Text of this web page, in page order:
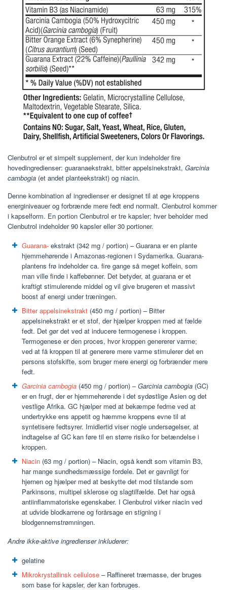
Clenbutrol er et simpelt supplement, der kun indeholder fire
hovedingredienser: guaranaekstrakt, bitter appelsinekstrakt, Garcinia
cambogia (et andet planteekstrakt) og niacin.
Denne kombination af ingredienser er designet til at øge kroppens
energiniveauer og forbrænde mere fedt end normalt. Clenbutrol kommer
i kapselform. En portion Clenbutrol er tre kapsler; hver beholder med
Clenbutrol indeholder 90 kapsler eller 30 portioner.
Guarana- ekstrakt (342 mg / portion) – Guarana er en plante
hjemmehørende i Amazonas-regionen i Sydamerika. Guarana-
plantens frø indeholder ca. fire gange så meget koffein, som
man ville finde i kaffebønner. Det betyder, at guarana er et
kraftigt stimulerende middel og vil give brugeren et massivt
boost af energi under træningen.
Bitter appelsinekstrakt (450 mg / portion) – Bitter
appelsinekstrakt er et stof, der hjælper kroppen med at fælde
fedt. Det gør det ved at inducere termogenese i kroppen.
Termogenese er den proces, hvor kroppen genererer varme;
ved at få kroppen til at generere mere varme stimulerer det en
persons stofskifte, som bruger mere energi og forbrænder mere
fedt.
Garcinia cambogia (450 mg / portion) –Garcinia cambogia (GC)
er en frugt, der er hjemmehørende i det sydøstlige Asien og det
vestlige Afrika. GC hjælper med at bekæmpe fedme ved at
undertrykke ens appetit og hæmme kroppens evne til at
syntetisere fedtsyrer. Imidlertid viser nogle undersøgelser, at
indtagelse af GC kan føre til en større risiko for betændelse i
kroppen.
Niacin (63 mg / portion) – Niacin, også kendt som vitamin B3,
har mange sundhedsmæssige fordele. Det er gavnligt for
hjernen og hjælper med at beskytte det mod tilstande som
Parkinsons, multipel sklerose og slagtilfælde. Det har også
antiinflammatoriske egenskaber. I Clenbutrol virker niacin ved
at udvide blodkarrene og forårsage en stigning i
blodgennemstrømningen.
Andre ikke-aktive ingredienser inkluderer:
gelatine
Mikrokrystallinsk cellulose – Raffineret træmasse, der bruges
som base for kapsler, der kan forbruges.